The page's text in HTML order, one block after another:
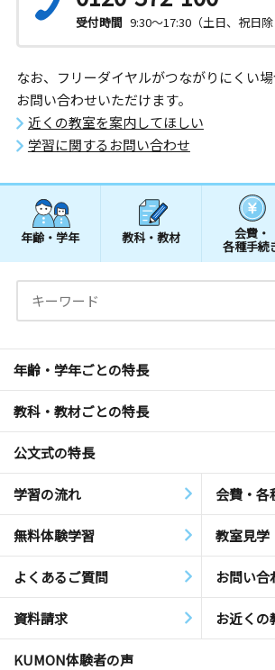
受付時間 9:30～17:30（土日、祝日除
なお、フリーダイヤルがつながりにくい
お問い合わせいただけます。
近くの教室を案内してほしい
学習に関するお問い合わせ
年齢・学年 教科・教材 会費・
各種手続
年齢・学年ごとの特長
教科・教材ごとの特長
公文式の特長
学習の流れ 会費・各
無料体験学習 教室見学
よくあるご質問 お問い合
資料請求 お近くの
KUMON体験者の声